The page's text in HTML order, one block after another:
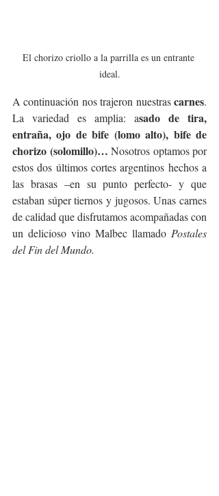
El chorizo criollo a la parrilla es un entrante
ideal.
A continuación nos trajeron nuestras carnes.
La variedad es amplia: asado de tira,
entraña, ojo de bife (lomo alto), bife de
chorizo (solomillo)… Nosotros optamos por
estos dos últimos cortes argentinos hechos a
las brasas –en su punto perfecto- y que
estaban súper tiernos y jugosos. Unas carnes
de calidad que disfrutamos acompañadas con
un delicioso vino Malbec llamado Postales
del Fin del Mundo.